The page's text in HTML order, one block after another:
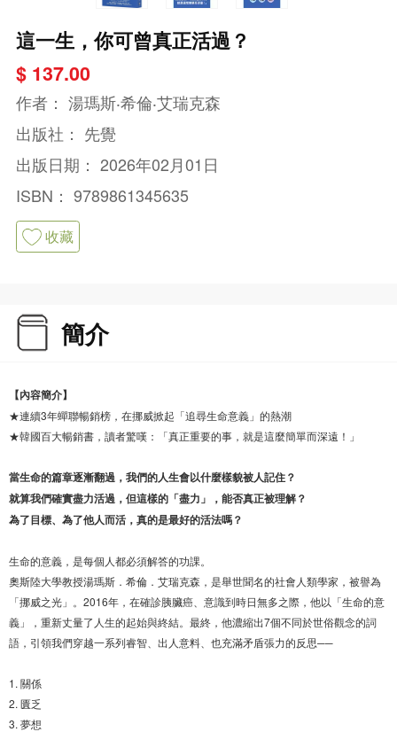
這一生，你可曾真正活過？
$ 137.00
作者： 湯瑪斯‧希倫‧艾瑞克森
出版社： 先覺
出版日期： 2026年02月01日
ISBN： 9789861345635
收藏
簡介
【內容簡介】
★連續3年蟬聯暢銷榜，在挪威掀起「追尋生命意義」的熱潮
★韓國百大暢銷書，讀者驚嘆：「真正重要的事，就是這麼簡單而深遠！」
當生命的篇章逐漸翻過，我們的人生會以什麼樣貌被人記住？
就算我們確實盡力活過，但這樣的「盡力」，能否真正被理解？
為了目標、為了他人而活，真的是最好的活法嗎？
生命的意義，是每個人都必須解答的功課。
奧斯陸大學教授湯瑪斯．希倫．艾瑞克森，是舉世聞名的社會人類學家，被譽為
「挪威之光」。2016年，在確診胰臟癌、意識到時日無多之際，他以「生命的意
義」，重新丈量了人生的起始與終結。最終，他濃縮出7個不同於世俗觀念的詞
語，引領我們穿越一系列睿智、出人意料、也充滿矛盾張力的反思──
1. 關係
2. 匱乏
3. 夢想